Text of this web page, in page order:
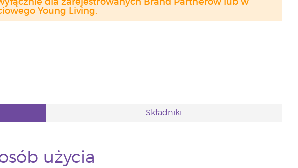
dla zarejestrowanych Brand Partnerów lub w
Young Living.
Składniki
użycia